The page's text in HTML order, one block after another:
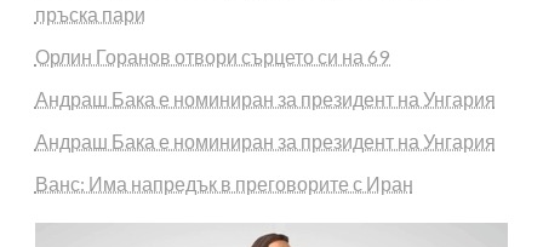
пръска пари
Орлин Горанов отвори сърцето си на 69
Андраш Бака е номиниран за президент на Унгария
Андраш Бака е номиниран за президент на Унгария
Ванс: Има напредък в преговорите с Иран